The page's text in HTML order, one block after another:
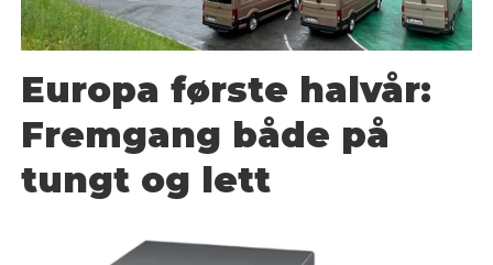
Europa første halvår:
Fremgang både på
tungt og lett